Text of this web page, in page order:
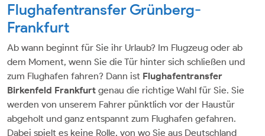
Flughafentransfer Grünberg-
Frankfurt
Ab wann beginnt für Sie ihr Urlaub? Im Flugzeug oder ab
dem Moment, wenn Sie die Tür hinter sich schließen und
zum Flughafen fahren? Dann ist Flughafentransfer
Birkenfeld Frankfurt genau die richtige Wahl für Sie. Sie
werden von unserem Fahrer pünktlich vor der Haustür
abgeholt und ganz entspannt zum Flughafen gefahren.
Dabei spielt es keine Rolle, von wo Sie aus Deutschland